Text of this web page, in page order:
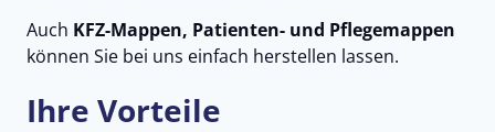
Auch KFZ-Mappen, Patienten- und Pflegemappen
können Sie bei uns einfach herstellen lassen.
Ihre Vorteile